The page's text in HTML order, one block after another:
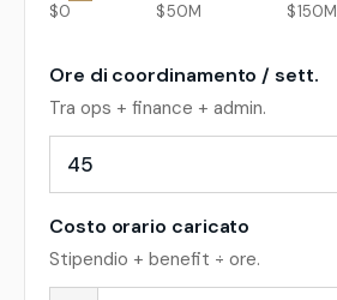
$0 $50M $150M
Ore di coordinamento / sett.
Tra ops + finance + admin.
Costo orario caricato
Stipendio + benefit ÷ ore.